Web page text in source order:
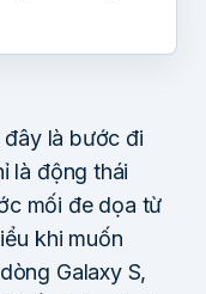
đây là bước đi
là động thái
mối đe dọa từ
khi muốn
Galaxy S,